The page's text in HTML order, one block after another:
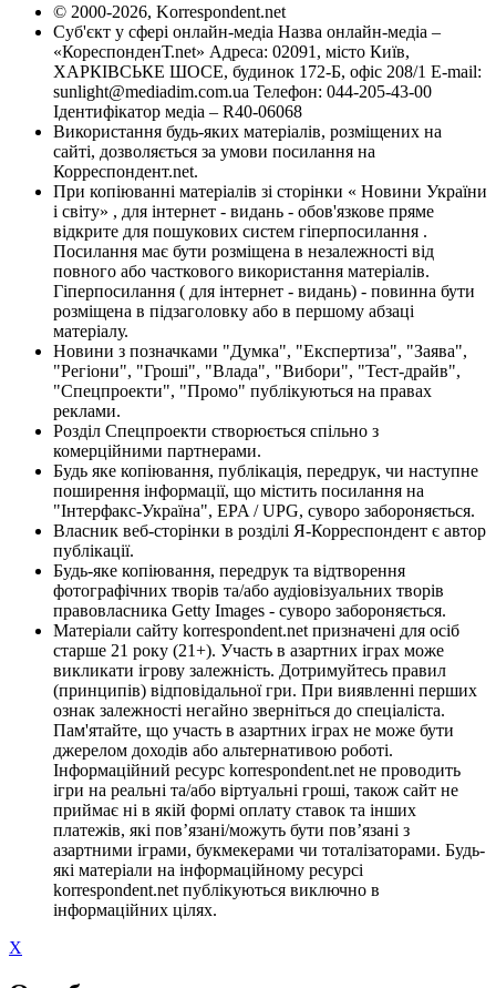
© 2000-2026, Korrespondent.net
Суб'єкт у сфері онлайн-медіа Назва онлайн-медіа –
«КореспонденТ.net» Адреса: 02091, місто Київ,
ХАРКІВСЬКЕ ШОСЕ, будинок 172-Б, офіс 208/1 E-mail:
sunlight@mediadim.com.ua Телефон: 044-205-43-00
Ідентифікатор медіа – R40-06068
Використання будь-яких матеріалів, розміщених на
сайті, дозволяється за умови посилання на
Корреспондент.net.
При копіюванні матеріалів зі сторінки « Новини України
і світу» , для інтернет - видань - обов'язкове пряме
відкрите для пошукових систем гіперпосилання .
Посилання має бути розміщена в незалежності від
повного або часткового використання матеріалів.
Гіперпосилання ( для інтернет - видань) - повинна бути
розміщена в підзаголовку або в першому абзаці
матеріалу.
Новини з позначками "Думка", "Експертиза", "Заява",
"Регіони", "Гроші", "Влада", "Вибори", "Тест-драйв",
"Спецпроекти", "Промо" публікуються на правах
реклами.
Розділ Спецпроекти створюється спільно з
комерційними партнерами.
Будь яке копіювання, публікація, передрук, чи наступне
поширення інформації, що містить посилання на
"Інтерфакс-Україна", EPA / UPG, суворо забороняється.
Власник веб-сторінки в розділі Я-Корреспондент є автор
публікації.
Будь-яке копіювання, передрук та відтворення
фотографічних творів та/або аудіовізуальних творів
правовласника Getty Images - суворо забороняється.
Матеріали сайту korrespondent.net призначені для осіб
старше 21 року (21+). Участь в азартних іграх може
викликати ігрову залежність. Дотримуйтесь правил
(принципів) відповідальної гри. При виявленні перших
ознак залежності негайно зверніться до спеціаліста.
Пам'ятайте, що участь в азартних іграх не може бути
джерелом доходів або альтернативою роботі.
Інформаційний ресурс korrespondent.net не проводить
ігри на реальні та/або віртуальні гроші, також сайт не
приймає ні в якій формі оплату ставок та інших
платежів, які пов’язані/можуть бути пов’язані з
азартними іграми, букмекерами чи тоталізаторами. Будь-
які матеріали на інформаційному ресурсі
korrespondent.net публікуються виключно в
інформаційних цілях.
X